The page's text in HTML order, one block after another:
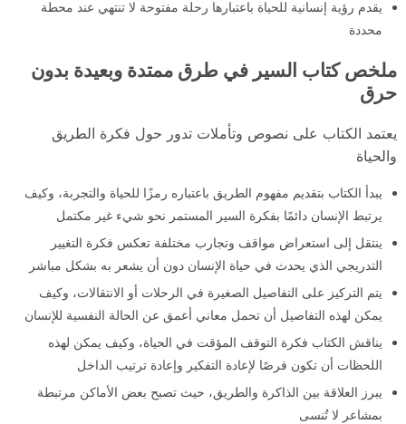
يقدم رؤية إنسانية للحياة باعتبارها رحلة مفتوحة لا تنتهي عند محطة
محددة
ملخص كتاب السير في طرق ممتدة وبعيدة بدون
حرق
يعتمد الكتاب على نصوص وتأملات تدور حول فكرة الطريق
والحياة
يبدأ الكتاب بتقديم مفهوم الطريق باعتباره رمزًا للحياة والتجربة، وكيف
يرتبط الإنسان دائمًا بفكرة السير المستمر نحو شيء غير مكتمل
ينتقل إلى استعراض مواقف وتجارب مختلفة تعكس فكرة التغيير
التدريجي الذي يحدث في حياة الإنسان دون أن يشعر به بشكل مباشر
يتم التركيز على التفاصيل الصغيرة في الرحلات أو الانتقالات، وكيف
يمكن لهذه التفاصيل أن تحمل معاني أعمق عن الحالة النفسية للإنسان
يناقش الكتاب فكرة التوقف المؤقت في الحياة، وكيف يمكن لهذه
اللحظات أن تكون فرصًا لإعادة التفكير وإعادة ترتيب الداخل
يبرز العلاقة بين الذاكرة والطريق، حيث تصبح بعض الأماكن مرتبطة
بمشاعر لا تُنسى